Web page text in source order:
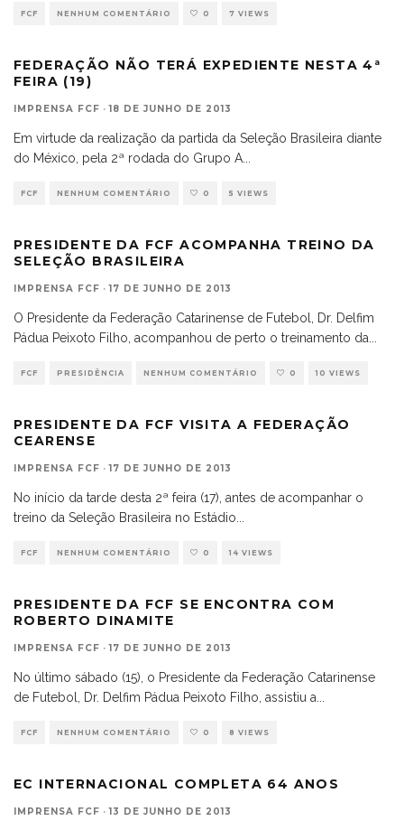
FCF NENHUM COMENTÁRIO 0 7 VIEWS
FEDERAÇÃO NÃO TERÁ EXPEDIENTE NESTA 4ª
FEIRA (19)
IMPRENSA FCF · 18 DE JUNHO DE 2013
Em virtude da realização da partida da Seleção Brasileira diante
do México, pela 2ª rodada do Grupo A
FCF NENHUM COMENTÁRIO 0 5 VIEWS
PRESIDENTE DA FCF ACOMPANHA TREINO DA
SELEÇÃO BRASILEIRA
IMPRENSA FCF · 17 DE JUNHO DE 2013
O Presidente da Federação Catarinense de Futebol, Dr. Delfim
Pádua Peixoto Filho, acompanhou de perto o treinamento da
FCF PRESIDÊNCIA NENHUM COMENTÁRIO 0 10 VIEWS
PRESIDENTE DA FCF VISITA A FEDERAÇÃO
CEARENSE
IMPRENSA FCF · 17 DE JUNHO DE 2013
No início da tarde desta 2ª feira (17), antes de acompanhar o
treino da Seleção Brasileira no Estádio
FCF NENHUM COMENTÁRIO 0 14 VIEWS
PRESIDENTE DA FCF SE ENCONTRA COM
ROBERTO DINAMITE
IMPRENSA FCF · 17 DE JUNHO DE 2013
No último sábado (15), o Presidente da Federação Catarinense
de Futebol, Dr. Delfim Pádua Peixoto Filho, assistiu a
FCF NENHUM COMENTÁRIO 0 8 VIEWS
EC INTERNACIONAL COMPLETA 64 ANOS
IMPRENSA FCF · 13 DE JUNHO DE 2013